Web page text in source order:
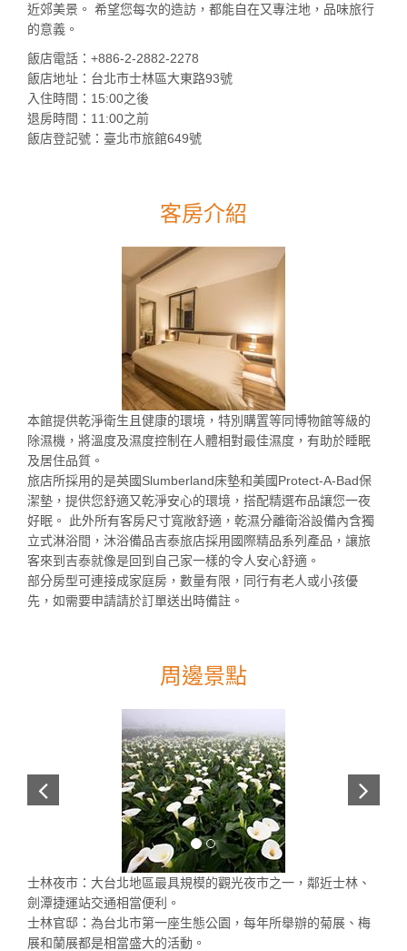
近郊美景。 希望您每次的造訪，都能自在又專注地，品味旅行
的意義。
飯店電話：+886-2-2882-2278
飯店地址：台北市士林區大東路93號
入住時間：15:00之後
退房時間：11:00之前
飯店登記號：臺北市旅館649號
客房介紹
本館提供乾淨衛生且健康的環境，特別購置等同博物館等級的
除濕機，將溫度及濕度控制在人體相對最佳濕度，有助於睡眠
及居住品質。
旅店所採用的是英國Slumberland床墊和美國Protect-A-Bad保
潔墊，提供您舒適又乾淨安心的環境，搭配精選布品讓您一夜
好眠。 此外所有客房尺寸寬敞舒適，乾濕分離衛浴設備內含獨
立式淋浴間，沐浴備品吉泰旅店採用國際精品系列產品，讓旅
客來到吉泰就像是回到自己家一樣的令人安心舒適。
部分房型可連接成家庭房，數量有限，同行有老人或小孩優
先，如需要申請請於訂單送出時備註。
周邊景點
士林夜市：大台北地區最具規模的觀光夜市之一，鄰近士林、
劍潭捷運站交通相當便利。
士林官邸：為台北市第一座生態公園，每年所舉辦的菊展、梅
展和蘭展都是相當盛大的活動。